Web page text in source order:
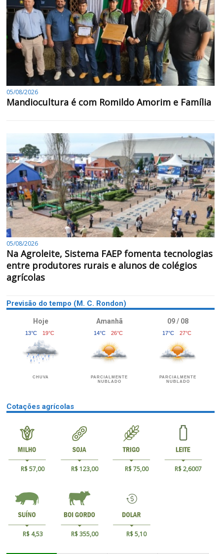
05/08/2026
Mandiocultura é com Romildo Amorim e Família
05/08/2026
Na Agroleite, Sistema FAEP fomenta tecnologias
entre produtores rurais e alunos de colégios
agrícolas
Previsão do tempo (M. C. Rondon)
Hoje
13°C 19°C
CHUVA
Amanhã
14°C 26°C
PARCIALMENTE
NUBLADO
09 / 08
17°C 27°C
PARCIALMENTE
NUBLADO
Cotações agrícolas
R$ 57,00 R$ 123,00 R$ 75,00 R$ 2,6007
R$ 4,53 R$ 355,00 R$ 5,10